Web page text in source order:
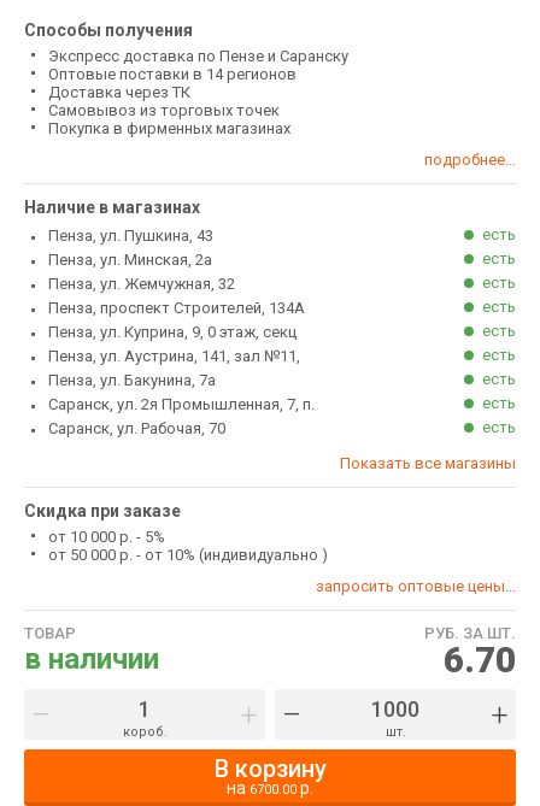
Способы получения
Экспресс доставка по Пензе и Саранску
Оптовые поставки в 14 регионов
Доставка через ТК
Самовывоз из торговых точек
Покупка в фирменных магазинах
подробнее...
Наличие в магазинах
Пенза, ул. Пушкина, 43
есть
Пенза, ул. Минская, 2а
есть
Пенза, ул. Жемчужная, 32
есть
Пенза, проспект Строителей, 134А
есть
Пенза, ул. Куприна, 9, 0 этаж, секц
есть
Пенза, ул. Аустрина, 141, зал №11,
есть
Пенза, ул. Бакунина, 7а
есть
Саранск, ул. 2я Промышленная, 7, п.
есть
Саранск, ул. Рабочая, 70
есть
Показать все магазины
Скидка при заказе
от 10 000 р. - 5%
от 50 000 р. - от 10% (индивидуально )
запросить оптовые цены...
ТОВАР
в наличии
РУБ. ЗА ШТ.
6.70
– короб. + – шт. +
В корзину
на 6700.00 р.